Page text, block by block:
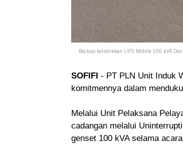
Backup kelistrikkan UPS Mobile 100 kVA
SOFIFI - PT PLN Unit Induk
komitmennya dalam
Melalui Unit Pelaksana
cadangan melalui
genset 100 kVA selama